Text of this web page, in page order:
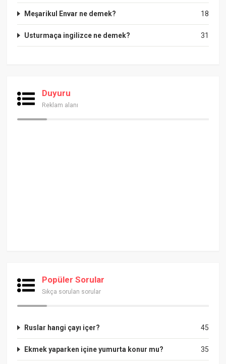
18
Meşarikul Envar ne demek?
31
Usturmaça ingilizce ne demek?
Duyuru
Reklam alanı
Popüler Sorular
Sıkça sorulan sorular
45
Ruslar hangi çayı içer?
35
Ekmek yaparken içine yumurta konur mu?